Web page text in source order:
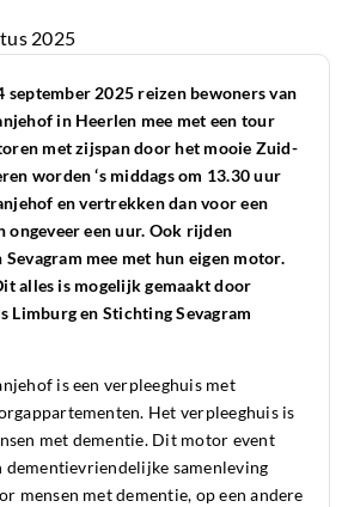
2025
september 2025 reizen bewoners van
in Heerlen mee met een tour
met zijspan door het mooie Zuid-
worden ‘s middags om 13.30 uur
en vertrekken dan vooreen
ongeveer een uur. Ook rijden
mee met hun eigen motor.
alles is mogelijk gemaakt door
Limburg en Stichting Sevagram
is een verpleeghuis met
Het verpleeghuis is
met dementie. Dit motor event
dementievriendelijke samenleving
mensen met dementie, op een andere